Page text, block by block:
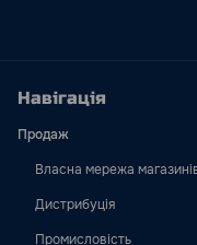
Навігація
Продаж
Власна мережа
Дистрибуція
Промисловість